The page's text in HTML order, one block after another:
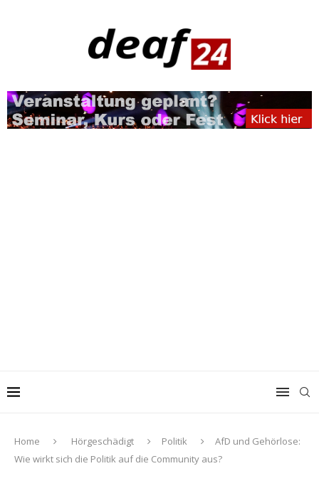
Home Hörgeschädigt Politik
AfD und Gehörlose:
Wie wirkt sich die Politik auf die Community aus?